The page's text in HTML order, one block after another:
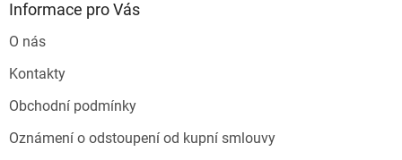
Informace pro Vás
O nás
Kontakty
Obchodní podmínky
Oznámení o odstoupení od kupní smlouvy